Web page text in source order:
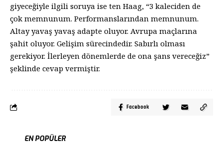
giyeceğiyle ilgili soruya ise ten Haag, “3 kaleciden de
çok memnunum. Performanslarından memnunum.
Altay yavaş yavaş adapte oluyor. Avrupa maçlarına
şahit oluyor. Gelişim sürecindedir. Sabırlı olması
gerekiyor. İlerleyen dönemlerde de ona şans vereceğiz”
şeklinde cevap vermiştir.
Facebook
EN POPÜLER